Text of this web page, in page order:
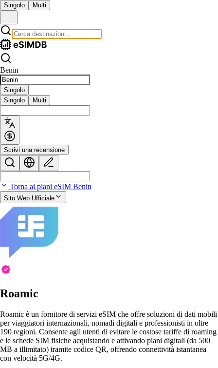
Singolo Multi
Benin
Singolo
Singolo
Multi
Scrivi una recensione
Torna ai piani eSIM Benin
Sito Web Ufficiale
Roamic
Roamic è un fornitore di servizi eSIM che offre soluzioni di dati mobili
per viaggiatori internazionali, nomadi digitali e professionisti in oltre
190 regioni. Consente agli utenti di evitare le costose tariffe di roaming
e le schede SIM fisiche acquistando e attivando piani digitali (da 500
MB a illimitato) tramite codice QR, offrendo connettività istantanea
con velocità 5G/4G.